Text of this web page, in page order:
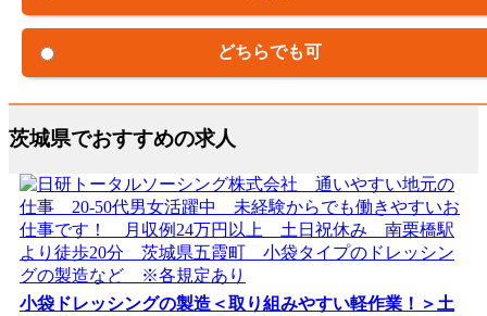
どちらでも可
茨城県でおすすめの求人
小袋ドレッシングの製造＜取り組みやすい軽作業！＞土